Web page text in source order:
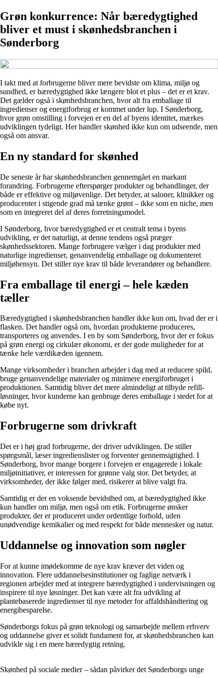
Grøn konkurrence: Når bæredygtighed
bliver et must i skønhedsbranchen i
Sønderborg
I takt med at forbrugerne bliver mere bevidste om klima, miljø og
sundhed, er bæredygtighed ikke længere blot et plus – det er et krav.
Det gælder også i skønhedsbranchen, hvor alt fra emballage til
ingredienser og energiforbrug er kommet under lup. I Sønderborg,
hvor grøn omstilling i forvejen er en del af byens identitet, mærkes
udviklingen tydeligt. Her handler skønhed ikke kun om udseende, men
også om ansvar.
En ny standard for skønhed
De seneste år har skønhedsbranchen gennemgået en markant
forandring. Forbrugerne efterspørger produkter og behandlinger, der
både er effektive og miljøvenlige. Det betyder, at saloner, klinikker og
producenter i stigende grad må tænke grønt – ikke som en niche, men
som en integreret del af deres forretningsmodel.
I Sønderborg, hvor bæredygtighed er et centralt tema i byens
udvikling, er det naturligt, at denne tendens også præger
skønhedssektoren. Mange forbrugere vælger i dag produkter med
naturlige ingredienser, genanvendelig emballage og dokumenteret
miljøhensyn. Det stiller nye krav til både leverandører og behandlere.
Fra emballage til energi – hele kæden
tæller
Bæredygtighed i skønhedsbranchen handler ikke kun om, hvad der er i
flasken. Det handler også om, hvordan produkterne produceres,
transporteres og anvendes. I en by som Sønderborg, hvor der er fokus
på grøn energi og cirkulær økonomi, er der gode muligheder for at
tænke hele værdikæden igennem.
Mange virksomheder i branchen arbejder i dag med at reducere spild,
bruge genanvendelige materialer og minimere energiforbruget i
produktionen. Samtidig bliver det mere almindeligt at tilbyde refill-
løsninger, hvor kunderne kan genbruge deres emballage i stedet for at
købe nyt.
Forbrugerne som drivkraft
Det er i høj grad forbrugerne, der driver udviklingen. De stiller
spørgsmål, læser ingredienslister og forventer gennemsigtighed. I
Sønderborg, hvor mange borgere i forvejen er engagerede i lokale
miljøinitiativer, er interessen for grønne valg stor. Det betyder, at
virksomheder, der ikke følger med, risikerer at blive valgt fra.
Samtidig er der en voksende bevidsthed om, at bæredygtighed ikke
kun handler om miljø, men også om etik. Forbrugerne ønsker
produkter, der er produceret under ordentlige forhold, uden
unødvendige kemikalier og med respekt for både mennesker og natur.
Uddannelse og innovation som nøgler
For at kunne imødekomme de nye krav kræver det viden og
innovation. Flere uddannelsesinstitutioner og faglige netværk i
regionen arbejder med at integrere bæredygtighed i undervisningen og
inspirere til nye løsninger. Det kan være alt fra udvikling af
plantebaserede ingredienser til nye metoder for affaldshåndtering og
energibesparelse.
Sønderborgs fokus på grøn teknologi og samarbejde mellem erhverv
og uddannelse giver et solidt fundament for, at skønhedsbranchen kan
udvikle sig i en mere bæredygtig retning.
Skønhed på sociale medier – sådan påvirker det Sønderborgs unge